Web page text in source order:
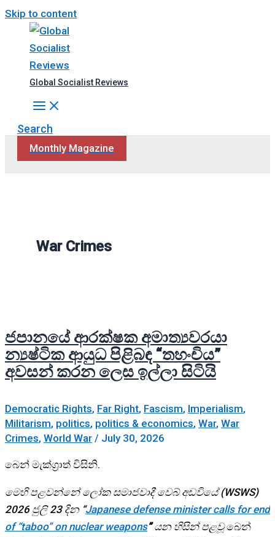
Skip to content
Global Socialist Reviews
Search
Monthly Magazine
War Crimes
ජපානයේ ආරක්ෂක අමාත්‍යවරයා
න්‍යෂ්ටික ආයුධ පිළිබඳ “තහංචිය”
අවසන් කරන ලෙස ඉල්ලා සිටියි
Democratic Rights, Far Right, Fascism, Imperialism,
Militarism, politics, politics & economics, War, War
Crimes, World War / July 30, 2026
බෙන් මැක්ග්‍රාත් විසිනි.
මෙහි පළවන්නේ ලෝක සමාජවාදී වෙබ් අඩවියේ (WSWS)
2026 ජුලි 23 දින “Japanese defense minister calls for end
of “taboo” on nuclear weapons”යන හිසින් පළවූබෙන්